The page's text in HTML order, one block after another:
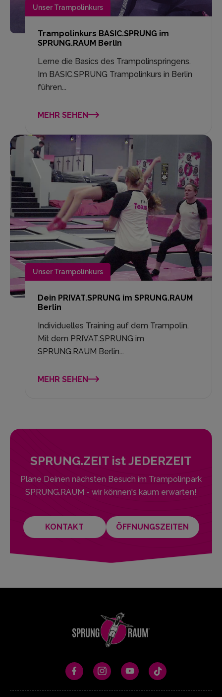
Unser Trampolinkurs
Trampolinkurs BASIC.SPRUNG im
SPRUNG.RAUM Berlin
Lerne die Basics des Trampolinspringens.
Im BASIC.SPRUNG Trampolinkurs in Berlin
führen...
MEHR SEHEN
Unser Trampolinkurs
Dein PRIVAT.SPRUNG im SPRUNG.RAUM
Berlin
Individuelles Training auf dem Trampolin.
Mit dem PRIVAT.SPRUNG im
SPRUNG.RAUM Berlin...
MEHR SEHEN
SPRUNG.ZEIT ist JEDERZEIT
Plane Deinen nächsten Besuch im Trampolinpark
SPRUNG.RAUM - wir können's kaum erwarten!
KONTAKT ÖFFNUNGSZEITEN